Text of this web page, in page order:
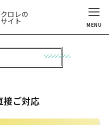
ロレの
イト MENU
接ご対応